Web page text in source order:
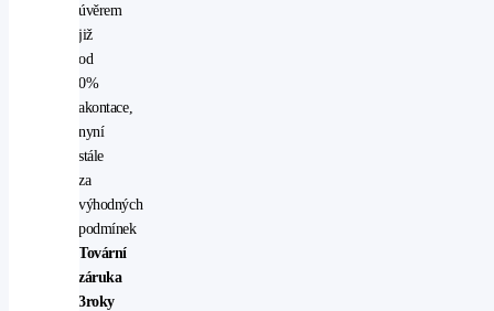
úvěrem
již
od
0%
akontace,
nyní
stále
za
výhodných
podmínek
Tovární
záruka
3roky